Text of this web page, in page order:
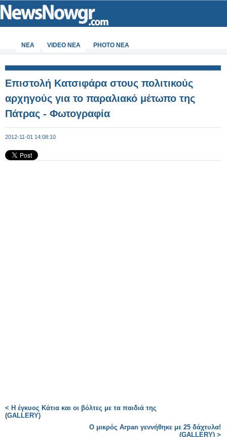
ΝΕΑ VIDEO NEA PHOTO NEA
Επιστολή Κατσιφάρα στους πολιτικούς
αρχηγούς για το παραλιακό μέτωπο της
Πάτρας - Φωτογραφία
2012-11-01 14:08:10
< Η έγκυος Κάτια και οι βόλτες με τα παιδιά της
(GALLERY)
Ο μικρός Arpan γεννήθηκε με 25 δάχτυλα!
(GALLERY) >